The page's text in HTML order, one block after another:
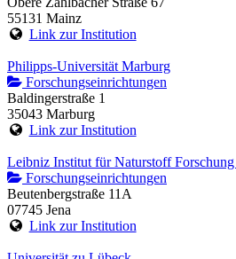
55131 Mainz
Link zur Institution
Philipps-Universität Marburg
Forschungseinrichtungen
Baldingerstraße 1
35043 Marburg
Link zur Institution
Leibniz Institut für Naturstoff
Forschungseinrichtungen
Beutenbergstraße 11A
07745 Jena
Link zur Institution